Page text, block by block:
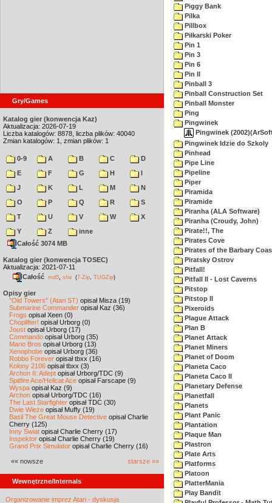
Gry/Games
Katalog gier (konwencja Kaz)
Aktualizacja: 2026-07-19
Liczba katalogów: 8878, liczba plików: 40040
Zmian katalogów: 1, zmian plików: 1
0-9 A B C
D
E
F G H
I
J
K L M
N
O
P Q R
S
T
U V W
X
Y
Z
inne
Całość 3074 MB
Katalog gier (konwencja TOSEC)
Aktualizacja: 2021-07-11
Całość md5 sha (7-Zip TUGZip)
Opisy gier
"Old Towers" (Atari ST) opisał Misza (19)
Submarine Commander opisał Kaz (36)
Frogs opisał Xeen (0)
Choplifter! opisał Urborg (0)
Joust opisał Urborg (17)
Commando opisał Urborg (35)
Mario Bros opisał Urborg (13)
Xenophobe opisał Urborg (36)
Robbo Forever opisał tbxx (16)
Kolony 2106 opisał tbxx (3)
Archon II: Adept opisał Urborg/TDC (9)
Spitfire Ace/Hellcat Ace opisał Farscape (9)
Wyspa opisał Kaz (9)
Archon opisał Urborg/TDC (16)
The Last Starfighter opisał TDC (30)
Dwie Wieże opisał Muffy (19)
Basil The Great Mouse Detective opisał Charlie
Cherry (125)
Inny Świat opisał Charlie Cherry (17)
Inspektor opisał Charlie Cherry (19)
Grand Prix Simulator opisał Charlie Cherry (16)
«« nowsze starsze »»
Wewnętrzne/Internals
Organizowanie imprez Atari - dyskusja
Piggy Bank
Pilka
Pillbox
Piłkarski Poker
Pin 1
Pin 3
Pin 6
Pin II
Pinball 3
Pinball Construction Set
Pinball Monster
Ping
Pingwinek
Pingwinek
Pingwinek Idzie do Szkoly
Pinhead
Pipe Line
Pipeline
Piper
Piramida
Piramide
Piranha (ALA Software)
Piranha (Croudy, John)
Pirate!!, The
Pirates Cove
Pirates of the Barbary
Piratsky Ostrov
Pitfall!
Pitfall II - Lost Caverns
Pitstop
Pitstop II
Pixeroids
Plague Attack
Plan B
Planet Attack
Planet Miners
Planet of Doom
Planeta Caco
Planeta Caco II
Planetary Defense
Planetfall
Planets
Plant Panic
Plantation
Plaque Man
Plastron
Plate Arts
Platforms
Platoon
PlatterMania
Play Bandit